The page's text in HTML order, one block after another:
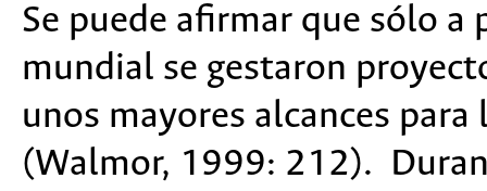
Se puede afirmar que sólo a
mundial se gestaron
unos mayores alcances
(Walmor, 1999: 212).